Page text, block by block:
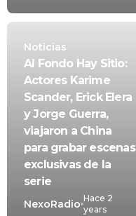
Noticias
Al Fondo Hay Sitio:
Actores Karime
Scander, Erick Elera
y Jorge Guerra,
viajaron a China
para grabar escenas
exclusivas de la
serie
NexoRadio Hace 2
years